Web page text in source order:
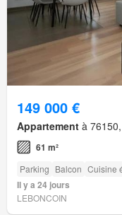
149 000 €
Appartement à
61 m²
Parking Balcon Cuisine
Il y a 24 jours
LEBONCOIN